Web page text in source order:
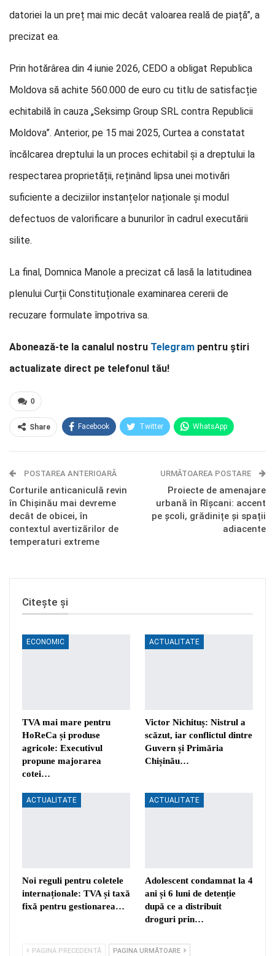
datoriei la un preț mai mic decât valoarea reală de piață”, a
precizat ea.
Prin hotărârea din 4 iunie 2026, CEDO a obligat Republica
Moldova să achite 560.000 de euro cu titlu de satisfacție
echitabilă în cauza „Seksimp Group SRL contra Republicii
Moldova”. Anterior, pe 15 mai 2025, Curtea a constatat
încălcarea dreptului la un proces echitabil și a dreptului la
respectarea proprietății, reținând lipsa unei motivări
suficiente a deciziilor instanțelor naționale și modul
defectuos de valorificare a bunurilor în cadrul executării
silite.
La final, Domnica Manole a precizat că lasă la latitudinea
plenului Curții Constituționale examinarea cererii de
recuzare formulate împotriva sa.
Abonează-te la canalul nostru Telegram pentru știri
actualizate direct pe telefonul tău!
0
Share Facebook Twitter WhatsApp
Telegram OK.ru
POSTAREA ANTERIOARĂ
Corturile anticaniculă revin
în Chișinău mai devreme
decât de obicei, în
contextul avertizărilor de
temperaturi extreme
URMĂTOAREA POSTARE
Proiecte de amenajare
urbană în Rîșcani: accent
pe școli, grădinițe și spații
adiacente
Citește și
ECONOMIC
TVA mai mare pentru
HoReCa și produse
agricole: Executivul
propune majorarea
cotei…
ACTUALITATE
Victor Nichituș: Nistrul a
scăzut, iar conflictul dintre
Guvern și Primăria
Chișinău…
ACTUALITATE
Noi reguli pentru coletele
internaționale: TVA și taxă
fixă pentru gestionarea…
ACTUALITATE
Adolescent condamnat la 4
ani și 6 luni de detenție
după ce a distribuit
droguri prin…
PAGINA PRECEDENTĂ PAGINA URMĂTOARE